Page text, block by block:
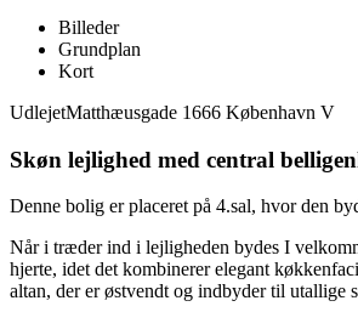
Billeder
Grundplan
Kort
UdlejetMatthæusgade 1666 København V
Skøn lejlighed med central
Denne bolig er placeret på 4.sal, hvor den
Når i træder ind i lejligheden bydes I
hjerte, idet det kombinerer elegant
altan, der er østvendt og indbyder til utallige